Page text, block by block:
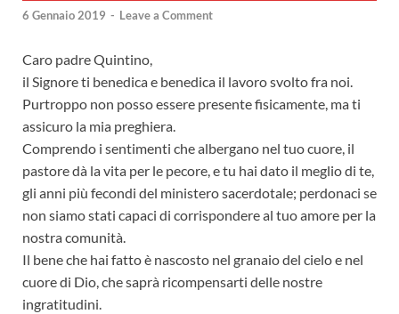
6 Gennaio 2019 - Leave a Comment
Caro padre Quintino,
il Signore ti benedica e benedica il lavoro svolto fra noi.
Purtroppo non posso essere presente fisicamente, ma ti
assicuro la mia preghiera.
Comprendo i sentimenti che albergano nel tuo cuore, il
pastore dà la vita per le pecore, e tu hai dato il meglio di te,
gli anni più fecondi del ministero sacerdotale; perdonaci se
non siamo stati capaci di corrispondere al tuo amore per la
nostra comunità.
Il bene che hai fatto è nascosto nel granaio del cielo e nel
cuore di Dio, che saprà ricompensarti delle nostre
ingratitudini.